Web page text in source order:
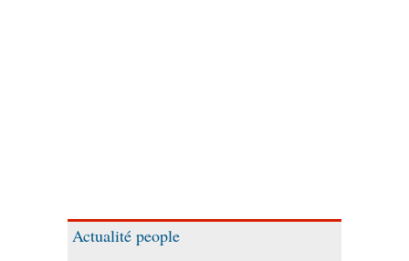
Actualité people